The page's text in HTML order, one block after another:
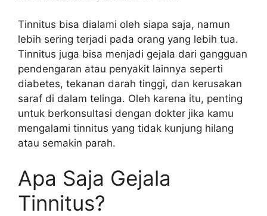
Tinnitus bisa dialami oleh siapa saja, namun
lebih sering terjadi pada orang yang lebih tua.
Tinnitus juga bisa menjadi gejala dari gangguan
pendengaran atau penyakit lainnya seperti
diabetes, tekanan darah tinggi, dan kerusakan
saraf di dalam telinga. Oleh karena itu, penting
untuk berkonsultasi dengan dokter jika kamu
mengalami tinnitus yang tidak kunjung hilang
atau semakin parah.
Apa Saja Gejala
Tinnitus?